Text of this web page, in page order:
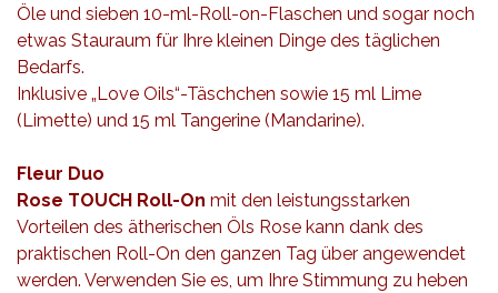
Öle und sieben 10-ml-Roll-on-Flaschen und sogar noch
etwas Stauraum für Ihre kleinen Dinge des täglichen
Bedarfs.
Inklusive „Love Oils“-Täschchen sowie 15 ml Lime
(Limette) und 15 ml Tangerine (Mandarine).
Fleur Duo
Rose TOUCH Roll-On mit den leistungsstarken
Vorteilen des ätherischen Öls Rose kann dank des
praktischen Roll-On den ganzen Tag über angewendet
werden. Verwenden Sie es, um Ihre Stimmung zu heben